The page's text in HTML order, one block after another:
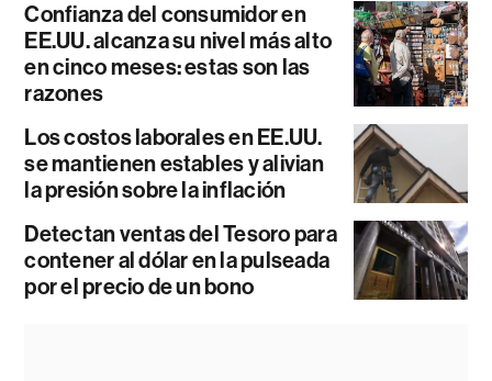
Confianza del consumidor en
EE.UU. alcanza su nivel más alto
en cinco meses: estas son las
razones
Los costos laborales en EE.UU.
se mantienen estables y alivian
la presión sobre la inflación
Detectan ventas del Tesoro para
contener al dólar en la pulseada
por el precio de un bono